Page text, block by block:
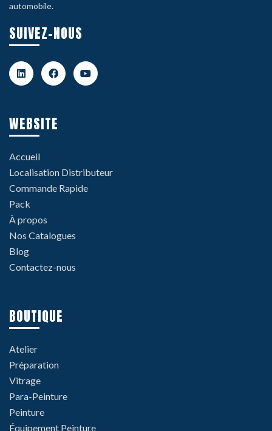
automobile.
SUIVEZ-NOUS
WEBSITE
Accueil
Localisation Distributeur
Commande Rapide
Pack
À propos
Nos Catalogues
Blog
Contactez-nous
BOUTIQUE
Atelier
Préparation
Vitrage
Para-Peinture
Peinture
Équipement Peinture